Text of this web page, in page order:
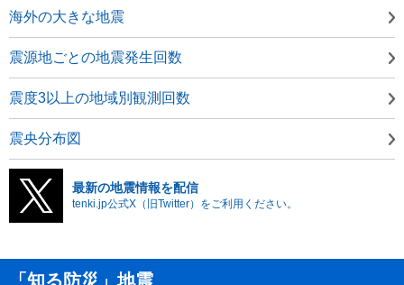
海外の大きな地震
震源地ごとの地震発生回数
震度3以上の地域別観測回数
震央分布図
最新の地震情報を配信
tenki.jp公式X（旧Twitter）をご利用ください。
「知る防災」地震